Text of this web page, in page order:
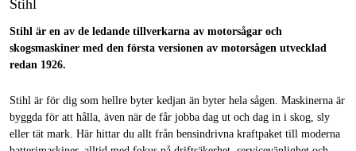
Stihl
Stihl är en av de ledande tillverkarna av motorsågar och
skogsmaskiner med den första versionen av motorsågen utvecklad
redan 1926.
Stihl är för dig som hellre byter kedjan än byter hela sågen. Maskinerna är
byggda för att hålla, även när de får jobba dag ut och dag in i skog, sly
eller tät mark. Här hittar du allt från bensindrivna kraftpaket till moderna